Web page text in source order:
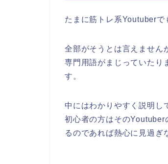
たまに筋トレ系Youtuberで
全部がそうとは言えません
専門用語がまじっていたり
す。
中にはわかりやすく説明し
初心者の方はそのYoutuber
るのであれば熱心に見過ぎ